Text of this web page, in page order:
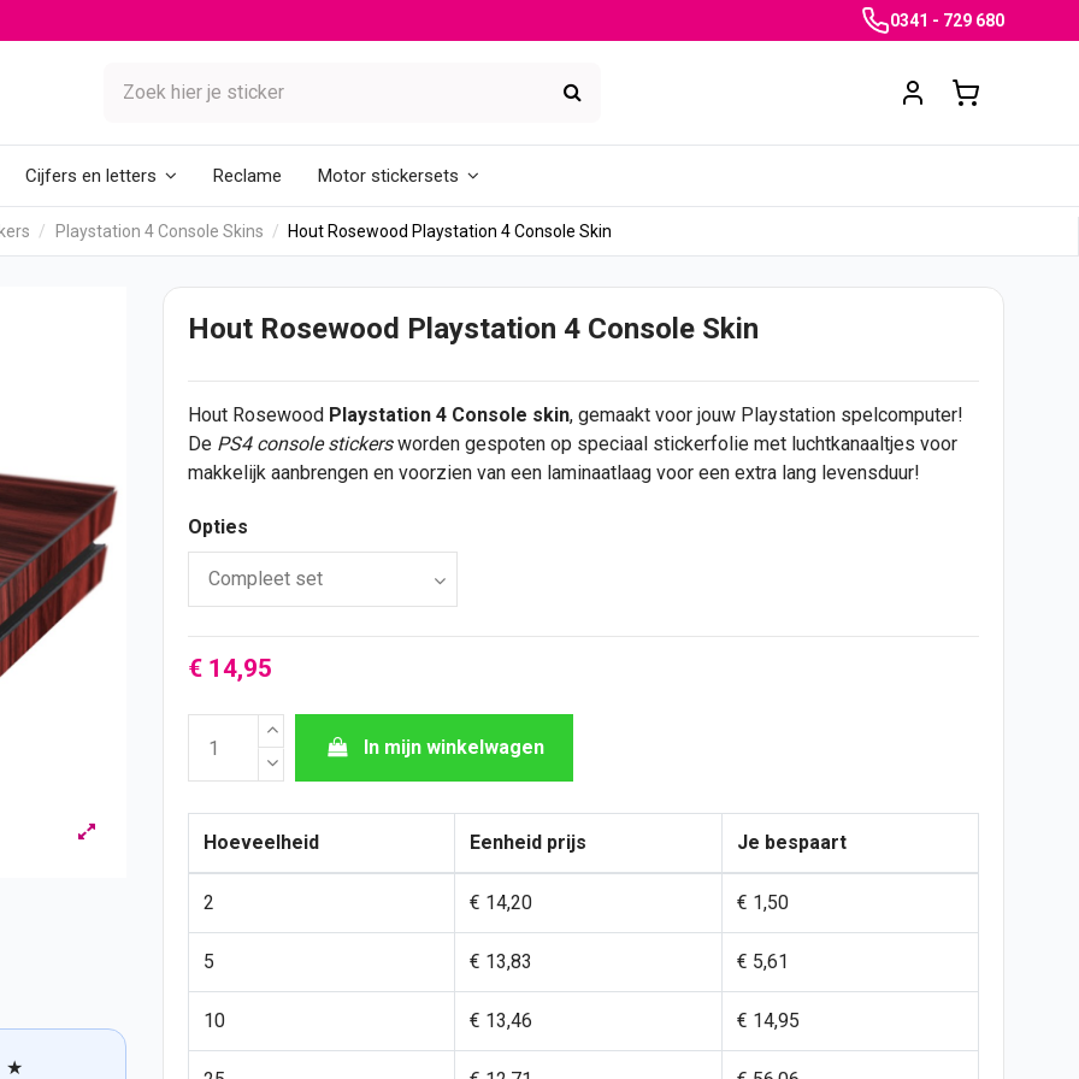
0341 - 729 680
Cijfers en letters Reclame Motor stickersets
Playstation 4 Console Skins Hout Rosewood Playstation 4 Console Skin
★
Hout Rosewood Playstation 4 Console Skin
Hout Rosewood Playstation 4 Console skin, gemaakt voor jouw Playstation spelcomputer!
De PS4 consolestickersworden gespoten op speciaal stickerfolie met luchtkanaaltjes voor
makkelijk aanbrengen en voorzien van een laminaatlaag voor een extra lang levensduur!
Opties
€ 14,95
In mijn winkelwagen
Hoeveelheid Eenheid prijs Je bespaart
2 € 14,20 € 1,50
5 € 13,83 € 5,61
10 € 13,46 € 14,95